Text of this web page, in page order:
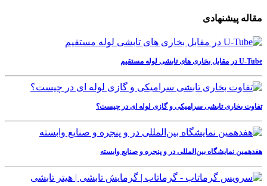
مقاله پیشنهادی
U-Tube در مقابل بخاری های تابشی لوله مستقیم
تفاوت بخاری تابشی سرامیکی و گازی لوله ای در چیست؟
هفدهمین نمایشگاه بین‌المللی در و پنجره و صنایع وابسته